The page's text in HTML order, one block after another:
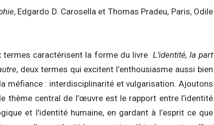
, Edgardo D. Carosella et Thomas Pradeu, Paris, Odile
termes caractérisent la forme du livre L’identité, la part
, deux termes qui excitent l’enthousiasme aussi bien
méfiance : interdisciplinarité et vulgarisation. Ajoutons
thème central de l’œuvre est le rapport entre l’identité
et l’identité humaine, en gardant à l’esprit ce que